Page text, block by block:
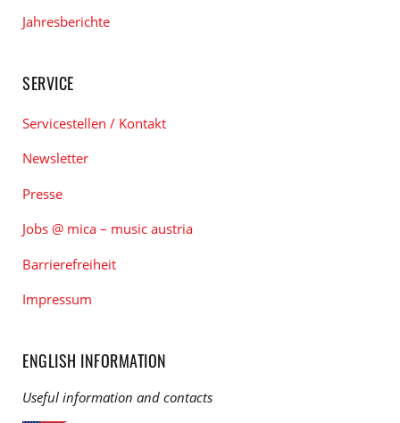
Jahresberichte
SERVICE
Servicestellen / Kontakt
Newsletter
Presse
Jobs @ mica – music austria
Barrierefreiheit
Impressum
ENGLISH INFORMATION
Useful information and contacts